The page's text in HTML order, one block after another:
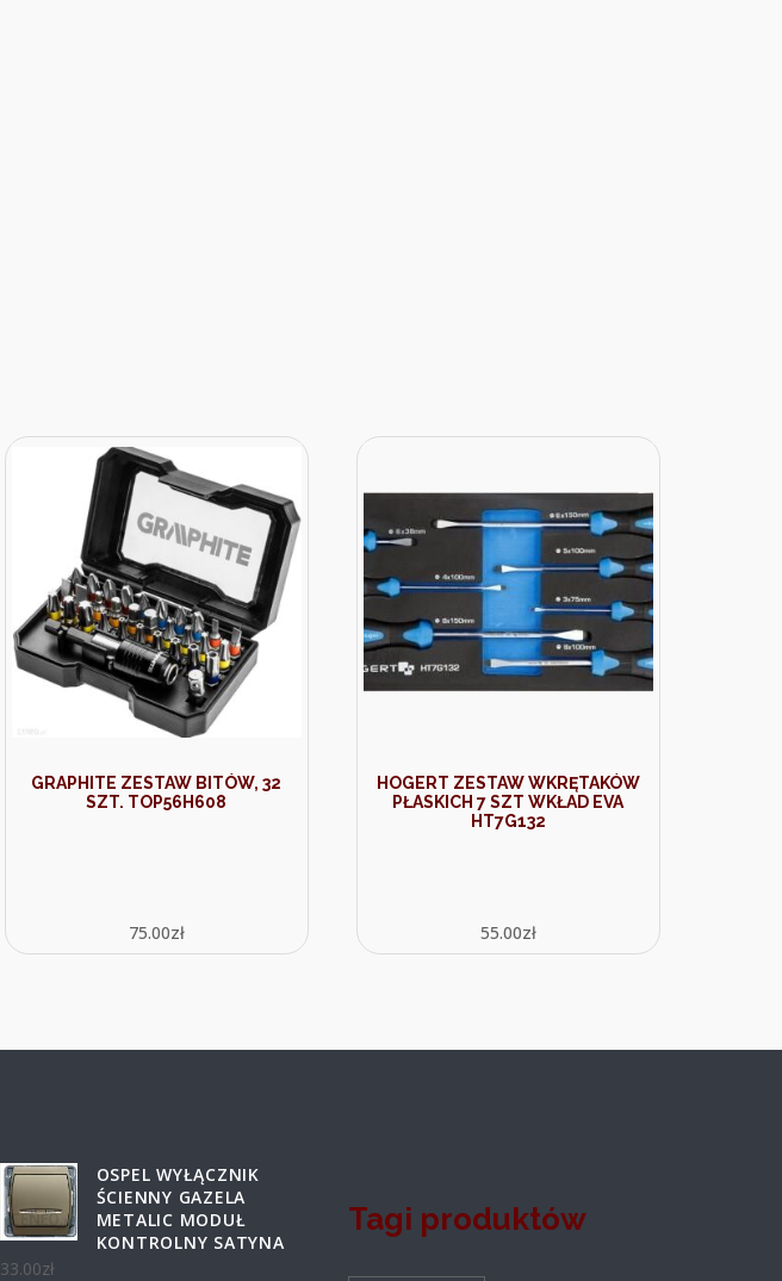
GRAPHITE ZESTAW BITÓW, 32
SZT. TOP56H608
75.00zł
HOGERT ZESTAW WKRĘTAKÓW
PŁASKICH 7 SZT WKŁAD EVA
HT7G132
55.00zł
OSPEL WYŁĄCZNIK
ŚCIENNY GAZELA
METALIC MODUŁ
KONTROLNY SATYNA
33.00zł
Tagi produktów